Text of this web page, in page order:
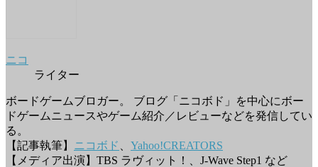
ニコ
ライター
ボードゲームブロガー。 ブログ「ニコボド」を中心にボー
ドゲームニュースやゲーム紹介／レビューなどを発信してい
る。
【記事執筆】 ニコボド
Yahoo!CREATORS
【メディア出演】TBS ラヴィット！、J-Wave Step1 など